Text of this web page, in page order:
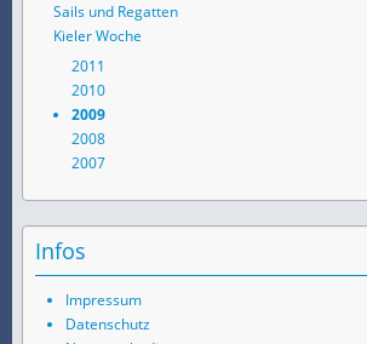
Sails und Regatten
Kieler Woche
2011
2010
2009
2008
2007
Infos
Impressum
Datenschutz